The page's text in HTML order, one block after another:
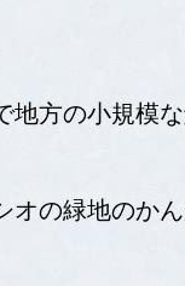
地方の小規模
の緑地のか